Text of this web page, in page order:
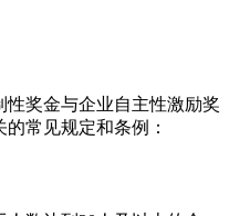
奖金与企业自主性激励奖
常见规定和条例：